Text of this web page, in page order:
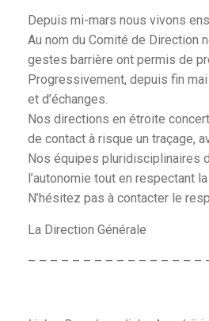
Depuis mi-mars nous vivons
Au nom du Comité de Direction
gestes barrière ont permis de
Progressivement, depuis fin
et d’échanges.
Nos directions en étroite
de contact à risque un traçage,
Nos équipes pluridisciplinaires
l’autonomie tout en respectant
N’hésitez pas à contacter le
La Direction Générale
– – – – – – – – – – – – – – – –